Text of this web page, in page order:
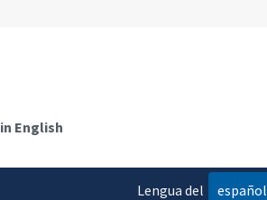
in English
Lengua del
español